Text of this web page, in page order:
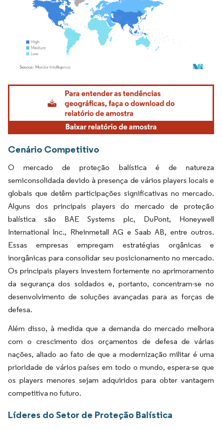
Imagem © Mordor Intelligence. O reuso requer atribuição conforme CC BY 4.0.
Cenário Competitivo
O mercado de proteção balística é de natureza
semiconsolidada devido à presença de vários players locais e
globais que detêm participações significativas no mercado.
Alguns dos principais players do mercado de proteção
balística são BAE Systems plc, DuPont, Honeywell
International Inc., Rheinmetall AG e Saab AB, entre outros.
Essas empresas empregam estratégias orgânicas e
inorgânicas para consolidar seu posicionamento no mercado.
Os principais players investem fortemente no aprimoramento
da segurança dos soldados e, portanto, concentram-se no
desenvolvimento de soluções avançadas para as forças de
defesa.
Além disso, à medida que a demanda do mercado melhora
com o crescimento dos orçamentos de defesa de várias
nações, aliado ao fato de que a modernização militar é uma
prioridade de vários países em todo o mundo, espera-se que
os players menores sejam adquiridos para obter vantagem
competitiva no futuro.
Líderes do Setor de Proteção Balística